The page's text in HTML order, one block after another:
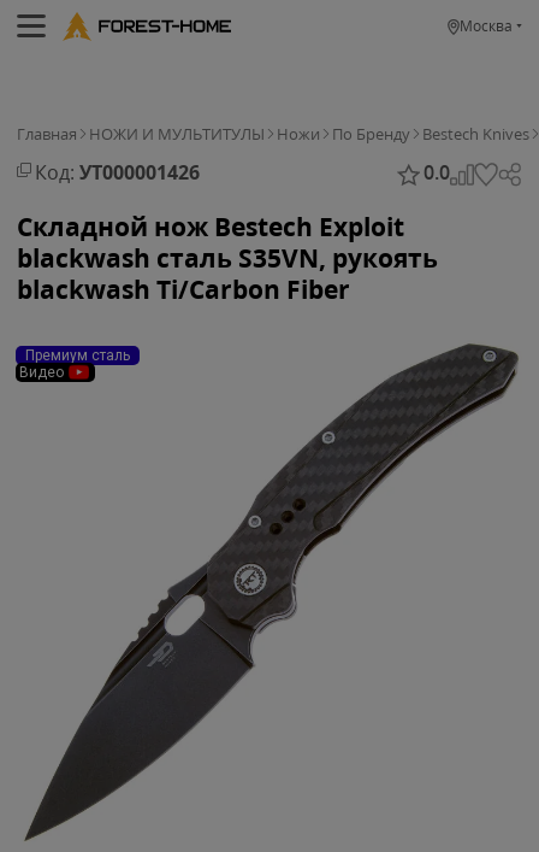
Москва
Главная НОЖИ И МУЛЬТИТУЛЫ Ножи По Бренду Bestech Knives
Код: УТ000001426 0.0
Складной нож Bestech Exploit
blackwash сталь S35VN, рукоять
blackwash Ti/Carbon Fiber
Премиум сталь
Видео